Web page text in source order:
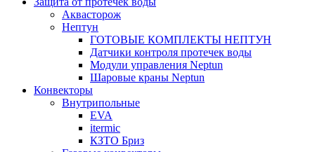
Аквасторож
Нептун
ГОТОВЫЕ КОМПЛЕКТЫ НЕПТУН
Датчики контроля протечек воды
Модули управления Neptun
Шаровые краны Neptun
Конвекторы
Внутрипольные
EVA
itermic
КЗТО Бриз